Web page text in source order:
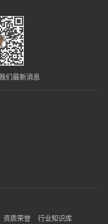
们最新消息
资质荣誉
行业知识库